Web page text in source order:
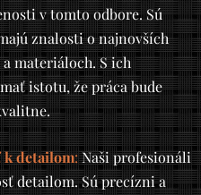
v tomto odbore. Sú
znalosti o najnovších
materiáloch. S ich
istotu, že práca bude
k detailom:Naši profesionáli
detailom. Sú precízni a